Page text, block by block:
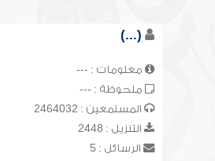
(...)
معلومات : ---
ملحوظة : ---
المستمعين : 2464032
التنزيل : 2448
الرسائل : 5